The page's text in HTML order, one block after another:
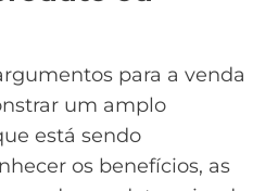
para a venda
um amplo
está sendo
os benefícios, as